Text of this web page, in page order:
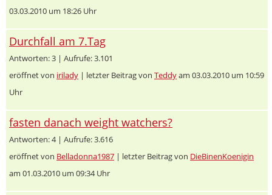
03.03.2010 um 18:26 Uhr
Durchfall am 7.Tag
Antworten: 3 | Aufrufe: 3.101
eröffnet von irilady | letzter Beitrag von Teddyam 03.03.2010 um 10:59
Uhr
fasten danach weight watchers?
Antworten: 4 | Aufrufe: 3.616
eröffnet von Belladonna1987 | letzter Beitrag von DieBinenKoenigin
am 01.03.2010 um 09:34 Uhr